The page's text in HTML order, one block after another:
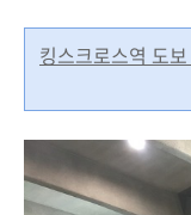
킹스크로스역 도보